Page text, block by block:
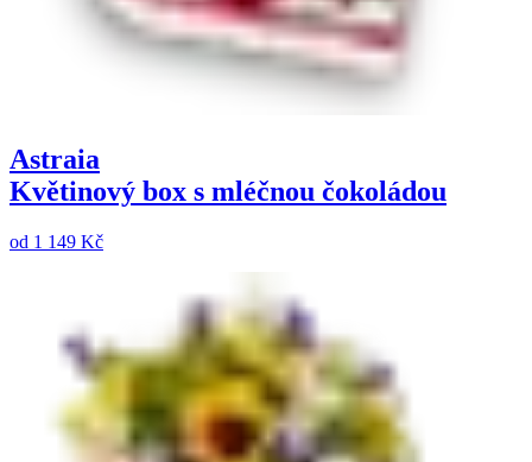
Astraia
Květinový box s mléčnou čokoládou
od 1 149 Kč